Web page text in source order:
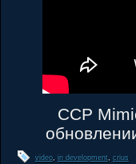
CCP
video, in development, crius